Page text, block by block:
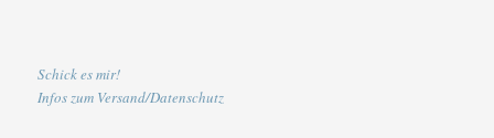
Schick es mir!
Infos zum Versand/Datenschutz